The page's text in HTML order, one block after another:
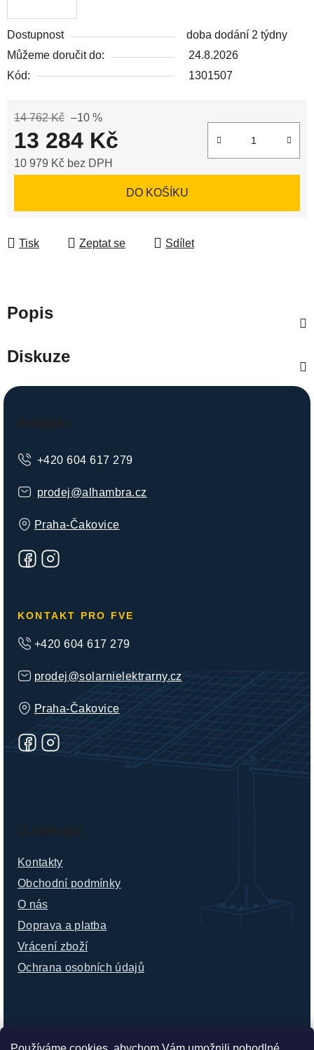
Dostupnost
doba dodání 2 týdny
Můžeme doručit do:
24.8.2026
Kód:
1301507
14 762 Kč –10 %
13 284 Kč
10 979 Kč bez DPH
DO KOŠÍKU
Tisk Zeptat se Sdílet
Popis
Diskuze
Z
Kontakt
prodej@alhambra.cz
Praha-Čakovice
+420 604 617 279
KONTAKT PRO FVE
prodej@solarnielektrarny.cz
Praha-Čakovice
+420 604 617 279
O nákupu
Kontakty
Obchodní podmínky
O nás
Doprava a platba
Vrácení zboží
Ochrana osobních údajů